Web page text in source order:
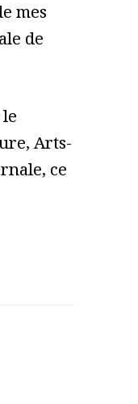
mes
de
Arts-
ce